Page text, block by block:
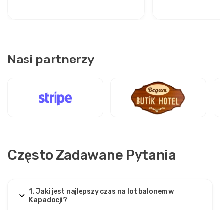
Nasi partnerzy
Często Zadawane Pytania
1. Jaki jest najlepszy czas na lot balonem w
Kapadocji?